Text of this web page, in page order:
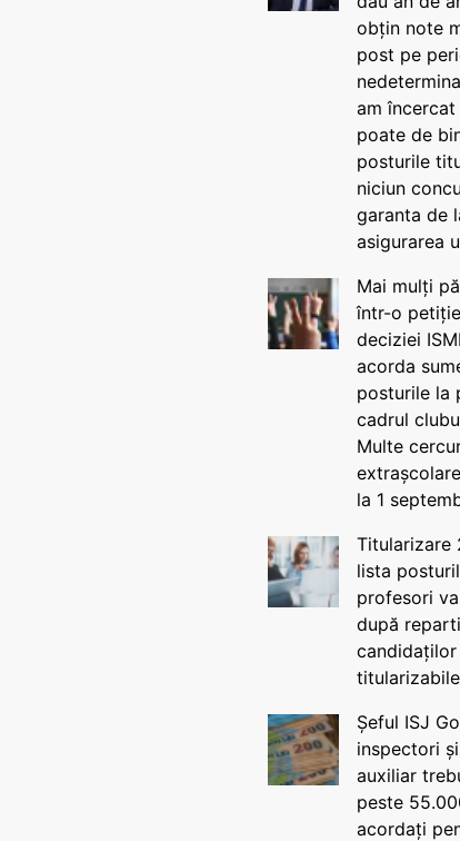
obțin note
post pe
am
poate de
posturile
niciun
garanta de
asigurarea
Mai mulți
într-o
deciziei
acorda
posturile la
cadrul
Multe
la 1
Titularizare
lista
profesori
după
titularizabile
Șeful ISJ
inspectori
auxiliar
peste
acordați